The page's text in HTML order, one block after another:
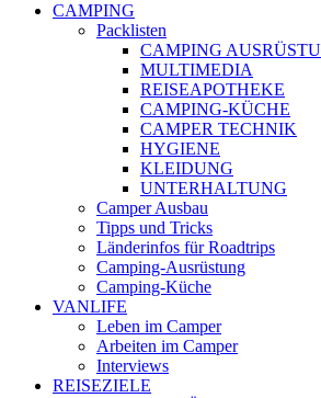
CAMPING
Packlisten
CAMPING
MULTIMEDIA
REISEAPOTHEKE
CAMPING-KÜCHE
CAMPER TECHNIK
HYGIENE
KLEIDUNG
UNTERHALTUNG
Camper Ausbau
Tipps und Tricks
Länderinfos für Roadtrips
Camping-Ausrüstung
Camping-Küche
VANLIFE
Leben im Camper
Arbeiten im Camper
Interviews
REISEZIELE